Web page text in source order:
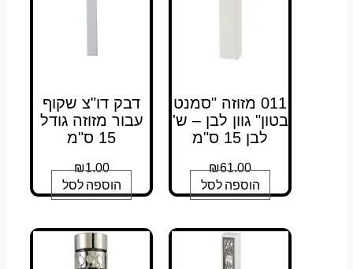
011 מזוזה "סמנט
בטון" גוון לבן – ש'
לבן 15 ס"מ
₪61.00
הוספה לסל
דבק דו"צ שקוף
עבור מזוזה גודל
15 ס"מ
₪1.00
הוספה לסל